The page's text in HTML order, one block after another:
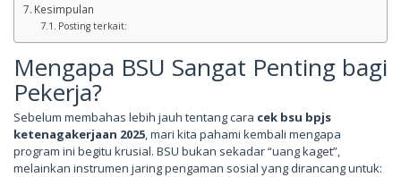
Kesimpulan
Posting terkait:
Mengapa BSU Sangat Penting bagi
Pekerja?
Sebelum membahas lebih jauh tentang cara cek bsu bpjs
ketenagakerjaan 2025, mari kita pahami kembali mengapa
program ini begitu krusial. BSU bukan sekadar “uang kaget”,
melainkan instrumen jaring pengaman sosial yang dirancang untuk: